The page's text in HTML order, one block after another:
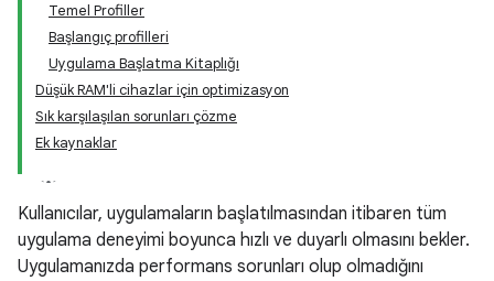
Temel Profiller
Başlangıç profilleri
Uygulama Başlatma Kitaplığı
Düşük RAM'li cihazlar için optimizasyon
Sık karşılaşılan sorunları çözme
Ek kaynaklar
Kullanıcılar, uygulamaların başlatılmasından itibaren tüm
uygulama deneyimi boyunca hızlı ve duyarlı olmasını bekler.
Uygulamanızda performans sorunları olup olmadığını